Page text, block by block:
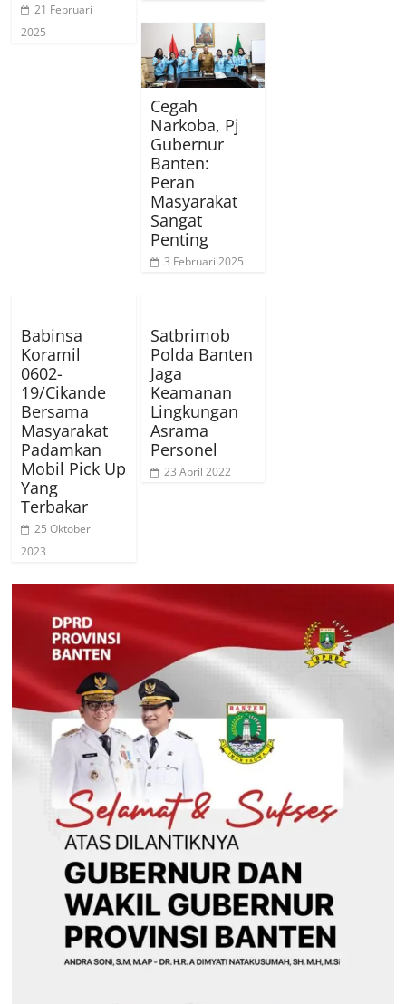
21 Februari
2025
Cegah
Narkoba, Pj
Gubernur
Banten:
Peran
Masyarakat
Sangat
Penting
3 Februari 2025
Babinsa
Koramil
0602-
19/Cikande
Bersama
Masyarakat
Padamkan
Mobil Pick Up
Yang
Terbakar
25 Oktober
2023
Satbrimob
Polda Banten
Jaga
Keamanan
Lingkungan
Asrama
Personel
23 April 2022